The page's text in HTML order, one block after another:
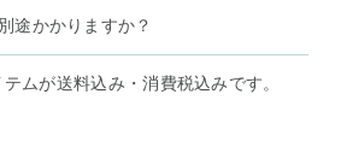
途かかりますか？
ムが送料込み・消費税込みです。